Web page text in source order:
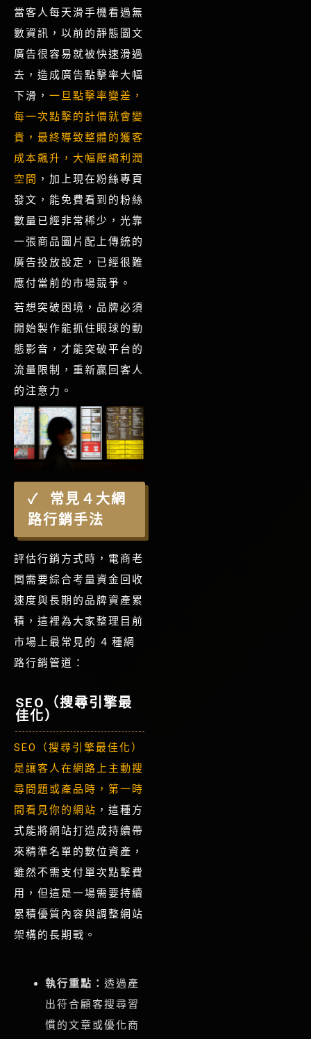
當客人每天滑手機看過無
數資訊，以前的靜態圖文
廣告很容易就被快速滑過
去，造成廣告點擊率大幅
下滑， 一旦點擊率變差，
每一次點擊的計價就會變
貴，最終導致整體的獲客
成本飆升，大幅壓縮利潤
空間 ，加上現在粉絲專頁
發文，能免費看到的粉絲
數量已經非常稀少，光靠
一張商品圖片配上傳統的
廣告投放設定，已經很難
應付當前的市場競爭。
若想突破困境，品牌必須
開始製作能抓住眼球的動
態影音，才能突破平台的
流量限制，重新贏回客人
的注意力。
常見４大網
路行銷手法
評估行銷方式時，電商老
闆需要綜合考量資金回收
速度與長期的品牌資產累
積，這裡為大家整理目前
市場上最常見的 4 種網
路行銷管道：
SEO（搜尋引擎最
佳化）
SEO（搜尋引擎最佳化）
是讓客人在網路上主動搜
尋問題或產品時，第一時
間看見你的網站 ，這種方
式能將網站打造成持續帶
來精準名單的數位資產，
雖然不需支付單次點擊費
用，但這是一場需要持續
累積優質內容與調整網站
架構的長期戰。
執行重點： 透過產
出符合顧客搜尋習
慣的文章或優化商